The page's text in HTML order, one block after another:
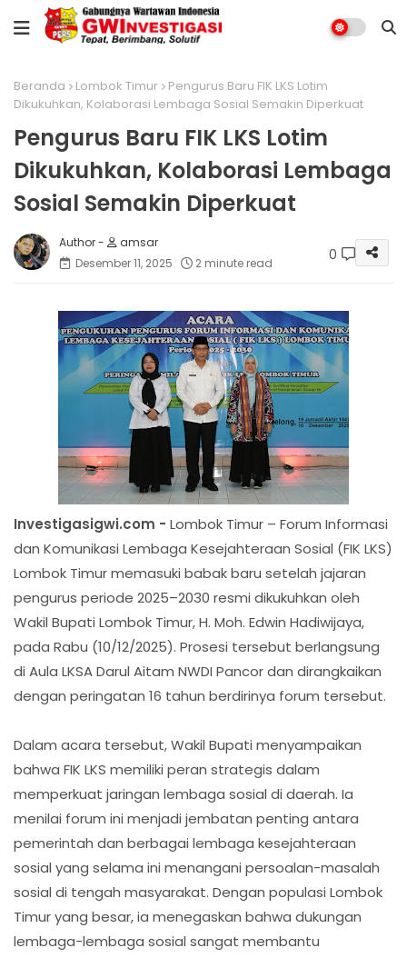
Beranda Lombok Timur
Pengurus Baru FIK LKS Lotim
Dikukuhkan, Kolaborasi Lembaga Sosial Semakin Diperkuat
Pengurus Baru FIK LKS Lotim
Dikukuhkan, Kolaborasi Lembaga
Sosial Semakin Diperkuat
amsar
Desember 11, 2025
2 minute read 0
Investigasigwi.com - Lombok Timur – Forum Informasi
dan Komunikasi Lembaga Kesejahteraan Sosial (FIK LKS)
Lombok Timur memasuki babak baru setelah jajaran
pengurus periode 2025–2030 resmi dikukuhkan oleh
Wakil Bupati Lombok Timur, H. Moh. Edwin Hadiwijaya,
pada Rabu (10/12/2025). Prosesi tersebut berlangsung
di Aula LKSA Darul Aitam NWDI Pancor dan dirangkaikan
dengan peringatan 16 tahun berdirinya forum tersebut.
Dalam acara tersebut, Wakil Bupati menyampaikan
bahwa FIK LKS memiliki peran strategis dalam
memperkuat jaringan lembaga sosial di daerah. Ia
menilai forum ini menjadi jembatan penting antara
pemerintah dan berbagai lembaga kesejahteraan
sosial yang selama ini menangani persoalan-masalah
sosial di tengah masyarakat. Dengan populasi Lombok
Timur yang besar, ia menegaskan bahwa dukungan
lembaga-lembaga sosial sangat membantu